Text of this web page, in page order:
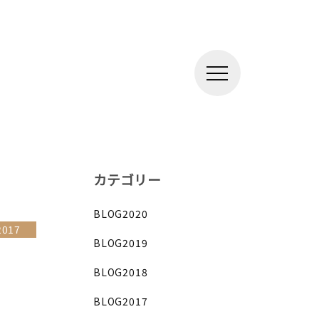
カテゴリー
BLOG2020
BLOG2019
BLOG2018
BLOG2017